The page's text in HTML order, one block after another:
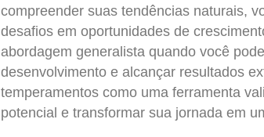
compreender suas tendências naturais,
desafios em oportunidades de
abordagem generalista quando você
desenvolvimento e alcançar resultados
temperamentos como uma ferramenta
potencial e transformar sua jornada em